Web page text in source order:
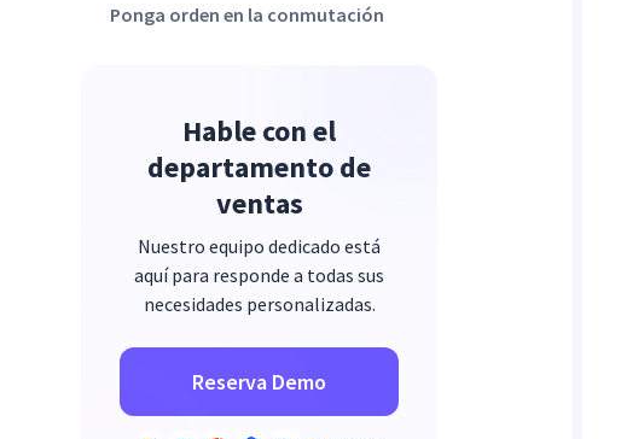
Ponga orden en la conmutación
Hable con el
departamento de
ventas
Nuestro equipo dedicado está
aquí para responde a todas sus
necesidades personalizadas.
Reserva Demo